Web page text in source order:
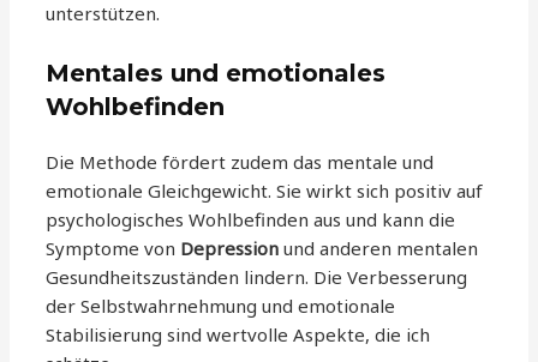
unterstützen.
Mentales und emotionales
Wohlbefinden
Die Methode fördert zudem das mentale und
emotionale Gleichgewicht. Sie wirkt sich positiv auf
psychologisches Wohlbefinden aus und kann die
Symptome von Depression und anderen mentalen
Gesundheitszuständen lindern. Die Verbesserung
der Selbstwahrnehmung und emotionale
Stabilisierung sind wertvolle Aspekte, die ich